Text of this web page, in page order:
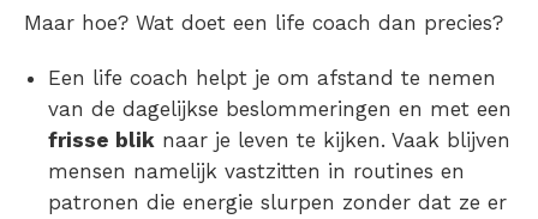
Maar hoe? Wat doet een life coach dan precies?
Een life coach helpt je om afstand te nemen
van de dagelijkse beslommeringen en met een
frisse blik naar je leven te kijken. Vaak blijven
mensen namelijk vastzitten in routines en
patronen die energie slurpen zonder dat ze er